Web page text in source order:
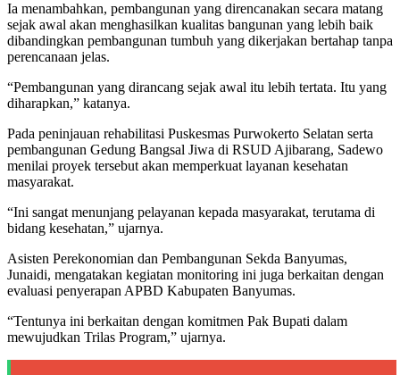
Ia menambahkan, pembangunan yang direncanakan secara matang
sejak awal akan menghasilkan kualitas bangunan yang lebih baik
dibandingkan pembangunan tumbuh yang dikerjakan bertahap tanpa
perencanaan jelas.
“Pembangunan yang dirancang sejak awal itu lebih tertata. Itu yang
diharapkan,” katanya.
Pada peninjauan rehabilitasi Puskesmas Purwokerto Selatan serta
pembangunan Gedung Bangsal Jiwa di RSUD Ajibarang, Sadewo
menilai proyek tersebut akan memperkuat layanan kesehatan
masyarakat.
“Ini sangat menunjang pelayanan kepada masyarakat, terutama di
bidang kesehatan,” ujarnya.
Asisten Perekonomian dan Pembangunan Sekda Banyumas,
Junaidi, mengatakan kegiatan monitoring ini juga berkaitan dengan
evaluasi penyerapan APBD Kabupaten Banyumas.
“Tentunya ini berkaitan dengan komitmen Pak Bupati dalam
mewujudkan Trilas Program,” ujarnya.